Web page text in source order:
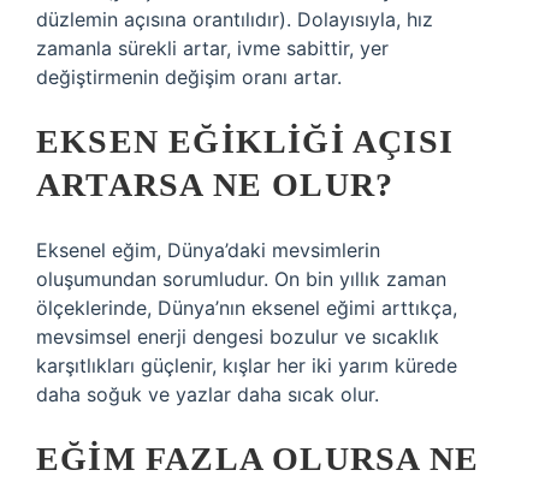
düzlemin açısına orantılıdır). Dolayısıyla, hız
zamanla sürekli artar, ivme sabittir, yer
değiştirmenin değişim oranı artar.
EKSEN EĞIKLIĞI AÇISI
ARTARSA NE OLUR?
Eksenel eğim, Dünya’daki mevsimlerin
oluşumundan sorumludur. On bin yıllık zaman
ölçeklerinde, Dünya’nın eksenel eğimi arttıkça,
mevsimsel enerji dengesi bozulur ve sıcaklık
karşıtlıkları güçlenir, kışlar her iki yarım kürede
daha soğuk ve yazlar daha sıcak olur.
EĞIM FAZLA OLURSA NE